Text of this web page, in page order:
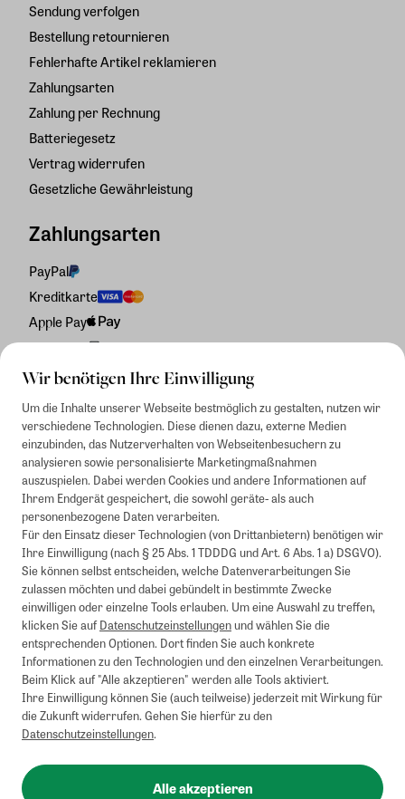
Wir benötigen Ihre Einwilligung
Um die Inhalte unserer Webseite bestmöglich zu gestalten, nutzen wir
verschiedene Technologien. Diese dienen dazu, externe Medien
einzubinden, das Nutzerverhalten von Webseitenbesuchern zu
analysieren sowie personalisierte Marketingmaßnahmen
auszuspielen. Dabei werden Cookies und andere Informationen auf
Ihrem Endgerät gespeichert, die sowohl geräte- als auch
personenbezogene Daten verarbeiten.
Für den Einsatz dieser Technologien (von Drittanbietern) benötigen wir
Ihre Einwilligung (nach § 25 Abs. 1 TDDDG und Art. 6 Abs. 1 a) DSGVO).
Sie können selbst entscheiden, welche Datenverarbeitungen Sie
zulassen möchten und dabei gebündelt in bestimmte Zwecke
einwilligen oder einzelne Tools erlauben. Um eine Auswahl zu treffen,
klicken Sie aufDatenschutzeinstellungenund wählen Sie die
entsprechenden Optionen. Dort finden Sie auch konkrete
Informationen zu den Technologien und den einzelnen Verarbeitungen.
Beim Klick auf "Alle akzeptieren" werden alle Tools aktiviert.
Ihre Einwilligung können Sie (auch teilweise) jederzeit mit Wirkung für
die Zukunft widerrufen. Gehen Sie hierfür zu den
Datenschutzeinstellungen.
Alle akzeptieren
Sendung verfolgen
Bestellung retournieren
Fehlerhafte Artikel reklamieren
Zahlungsarten
Zahlung per Rechnung
Batteriegesetz
Vertrag widerrufen
Gesetzliche Gewährleistung
Zahlungsarten
PayPal
Kreditkarte
Apple Pay
Rechnung